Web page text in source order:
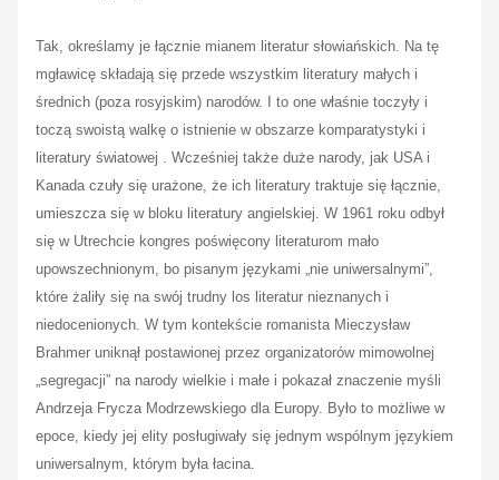
Tak, określamy je łącznie mianem literatur słowiańskich. Na tę
mgławicę składają się przede wszystkim literatury małych i
średnich (poza rosyjskim) narodów. I to one właśnie toczyły i
toczą swoistą walkę o istnienie w obszarze komparatystyki i
literatury światowej . Wcześniej także duże narody, jak USA i
Kanada czuły się urażone, że ich literatury traktuje się łącznie,
umieszcza się w bloku literatury angielskiej. W 1961 roku odbył
się w Utrechcie kongres poświęcony literaturom mało
upowszechnionym, bo pisanym językami „nie uniwersalnymi”,
które żaliły się na swój trudny los literatur nieznanych i
niedocenionych. W tym kontekście romanista Mieczysław
Brahmer uniknął postawionej przez organizatorów mimowolnej
„segregacji” na narody wielkie i małe i pokazał znaczenie myśli
Andrzeja Frycza Modrzewskiego dla Europy. Było to możliwe w
epoce, kiedy jej elity posługiwały się jednym wspólnym językiem
uniwersalnym, którym była łacina.